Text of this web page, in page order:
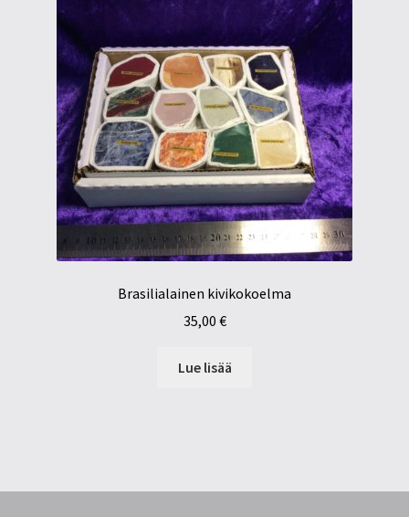
Brasilialainen kivikokoelma
35,00 €
Lue lisää